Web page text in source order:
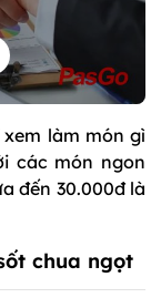
làm món gì
các món ngon
đến 30.000đ là
chua ngọt